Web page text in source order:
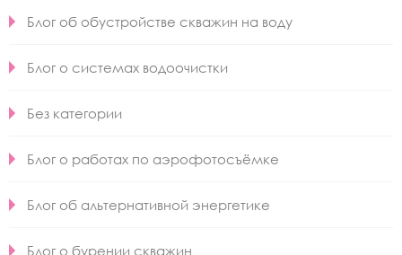
Блог об обустройстве скважин на воду
Блог о системах водоочистки
Без категории
Блог о работах по аэрофотосъёмке
Блог об альтернативной энергетике
Блог о бурении скважин